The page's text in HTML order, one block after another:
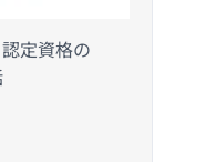
定資格の